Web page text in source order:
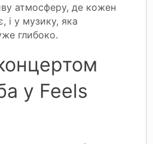
атмосферу, де кожен
і у музику, яка
глибоко.
у Feels